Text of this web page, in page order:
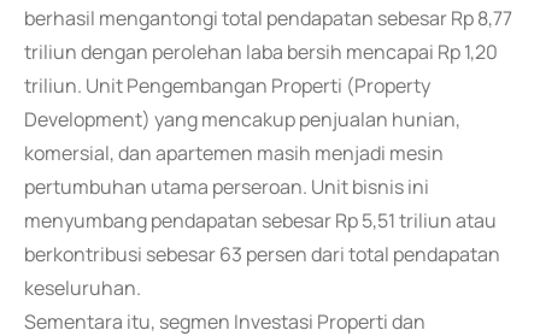
berhasil mengantongi total pendapatan sebesar Rp 8,77
triliun dengan perolehan laba bersih mencapai Rp 1,20
triliun. Unit Pengembangan Properti (Property
Development) yang mencakup penjualan hunian,
komersial, dan apartemen masih menjadi mesin
pertumbuhan utama perseroan. Unit bisnis ini
menyumbang pendapatan sebesar Rp 5,51 triliun atau
berkontribusi sebesar 63 persen dari total pendapatan
keseluruhan.
Sementara itu, segmen Investasi Properti dan